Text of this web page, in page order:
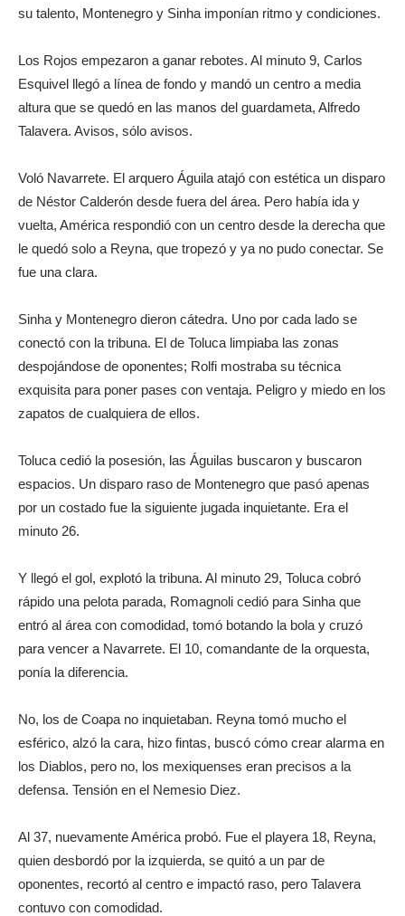
su talento, Montenegro y Sinha imponían ritmo y condiciones.
Los Rojos empezaron a ganar rebotes. Al minuto 9, Carlos
Esquivel llegó a línea de fondo y mandó un centro a media
altura que se quedó en las manos del guardameta, Alfredo
Talavera. Avisos, sólo avisos.
Voló Navarrete. El arquero Águila atajó con estética un disparo
de Néstor Calderón desde fuera del área. Pero había ida y
vuelta, América respondió con un centro desde la derecha que
le quedó solo a Reyna, que tropezó y ya no pudo conectar. Se
fue una clara.
Sinha y Montenegro dieron cátedra. Uno por cada lado se
conectó con la tribuna. El de Toluca limpiaba las zonas
despojándose de oponentes; Rolfi mostraba su técnica
exquisita para poner pases con ventaja. Peligro y miedo en los
zapatos de cualquiera de ellos.
Toluca cedió la posesión, las Águilas buscaron y buscaron
espacios. Un disparo raso de Montenegro que pasó apenas
por un costado fue la siguiente jugada inquietante. Era el
minuto 26.
Y llegó el gol, explotó la tribuna. Al minuto 29, Toluca cobró
rápido una pelota parada, Romagnoli cedió para Sinha que
entró al área con comodidad, tomó botando la bola y cruzó
para vencer a Navarrete. El 10, comandante de la orquesta,
ponía la diferencia.
No, los de Coapa no inquietaban. Reyna tomó mucho el
esférico, alzó la cara, hizo fintas, buscó cómo crear alarma en
los Diablos, pero no, los mexiquenses eran precisos a la
defensa. Tensión en el Nemesio Diez.
Al 37, nuevamente América probó. Fue el playera 18, Reyna,
quien desbordó por la izquierda, se quitó a un par de
oponentes, recortó al centro e impactó raso, pero Talavera
contuvo con comodidad.